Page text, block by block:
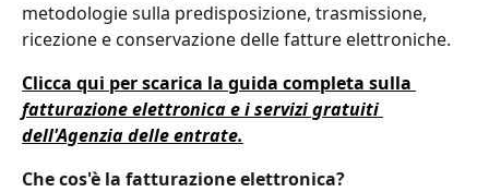
metodologie sulla predisposizione, trasmissione,
ricezione e conservazione delle fatture elettroniche.
Clicca qui per scarica la guida completa sulla
fatturazione elettronica e i servizi gratuiti
dell'Agenzia delle entrate.
Che cos'è la fatturazione elettronica?